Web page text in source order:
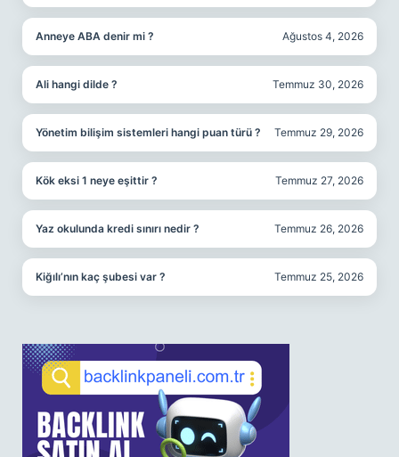
Anneye ABA denir mi ? Ağustos 4, 2026
Ali hangi dilde ? Temmuz 30, 2026
Yönetim bilişim sistemleri hangi puan türü ? Temmuz 29, 2026
Kök eksi 1 neye eşittir ? Temmuz 27, 2026
Yaz okulunda kredi sınırı nedir ? Temmuz 26, 2026
Kiğılı’nın kaç şubesi var ? Temmuz 25, 2026